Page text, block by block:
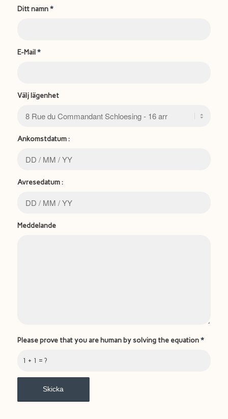
Ditt namn*
E-Mail*
Välj lägenhet
Ankomstdatum :
Avresedatum :
Meddelande
1 + 1 = ?
Please prove that you are human by solving the equation*